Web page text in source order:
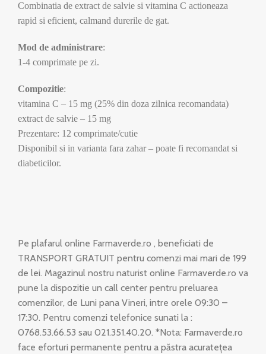
Combinatia de extract de salvie si vitamina C actioneaza
rapid si eficient, calmand durerile de gat.
Mod de administrare:
1-4 comprimate pe zi.
Compozitie:
vitamina C – 15 mg (25% din doza zilnica recomandata)
extract de salvie – 15 mg
Prezentare: 12 comprimate/cutie
Disponibil si in varianta fara zahar – poate fi recomandat si
diabeticilor.
Pe plafarul online Farmaverde.ro , beneficiati de
TRANSPORT GRATUIT pentru comenzi mai mari de 199
de lei. Magazinul nostru naturist online Farmaverde.ro va
pune la dispozitie un call center pentru preluarea
comenzilor, de Luni pana Vineri, intre orele 09:30 –
17:30. Pentru comenzi telefonice sunati la :
0768.53.66.53 sau 021.351.40.20. *Nota: Farmaverde.ro
face eforturi permanente pentru a păstra acuratețea